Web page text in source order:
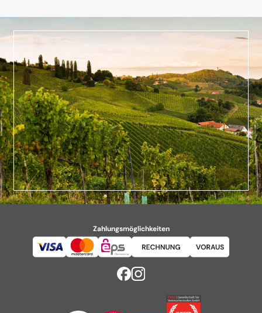
Zahlungsmöglichkeiten